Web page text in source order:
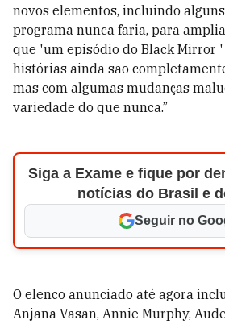
novos elementos, incluindo
programa nunca faria, para
que 'um episódio do Black Mirror
histórias ainda são
mas com algumas mudanças
variedade do que nunca.”
Siga a Exame e fique por
notícias do Brasil e
Seguir no
O elenco anunciado até agora
Anjana Vasan, Annie Murphy,